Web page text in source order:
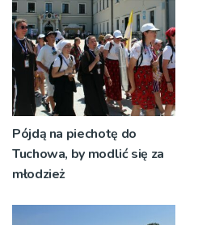
Małopolsce
Pójdą na piechotę do
Tuchowa, by modlić się za
młodzież